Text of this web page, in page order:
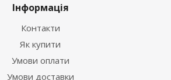
Інформація
Контакти
Як купити
Умови оплати
Умови доставки